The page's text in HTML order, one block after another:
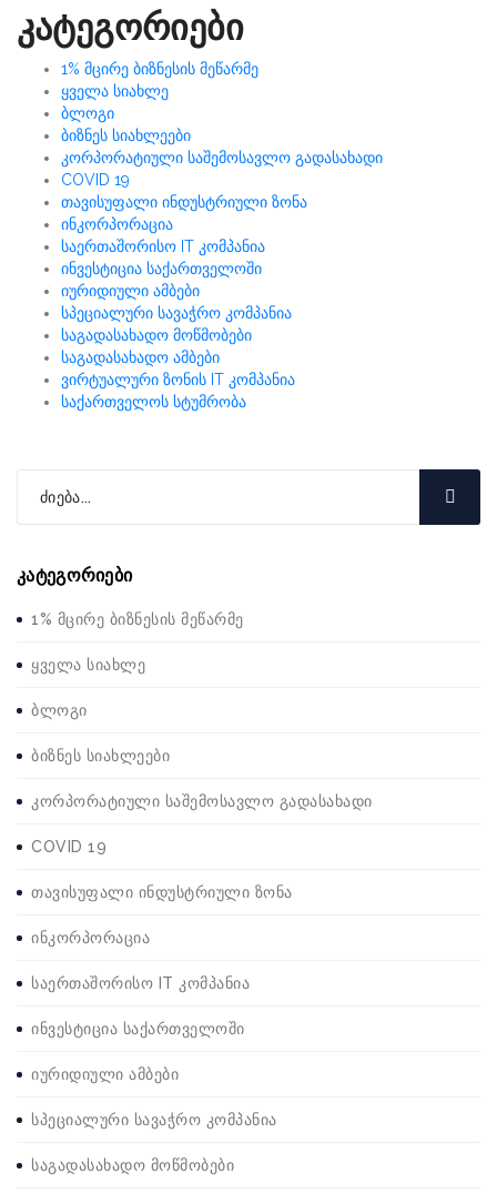
კატეგორიები
1% მცირე ბიზნესის მეწარმე
ყველა სიახლე
ბლოგი
ბიზნეს სიახლეები
კორპორატიული საშემოსავლო გადასახადი
COVID 19
თავისუფალი ინდუსტრიული ზონა
ინკორპორაცია
საერთაშორისო IT კომპანია
ინვესტიცია საქართველოში
იურიდიული ამბები
სპეციალური სავაჭრო კომპანია
საგადასახადო მოწმობები
საგადასახადო ამბები
ვირტუალური ზონის IT კომპანია
საქართველოს სტუმრობა
კატეგორიები
1% მცირე ბიზნესის მეწარმე
ყველა სიახლე
ბლოგი
ბიზნეს სიახლეები
კორპორატიული საშემოსავლო გადასახადი
COVID 19
თავისუფალი ინდუსტრიული ზონა
ინკორპორაცია
საერთაშორისო IT კომპანია
ინვესტიცია საქართველოში
იურიდიული ამბები
სპეციალური სავაჭრო კომპანია
საგადასახადო მოწმობები